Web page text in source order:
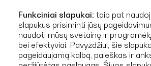
Funkciniai slapukai: taip pat
slapukus prisiminti jūsų
naudoti mūsų svetainę ir
bei efektyviai. Pavyzdžiui, šie
pageidaujamą kalbą, paieškas ir